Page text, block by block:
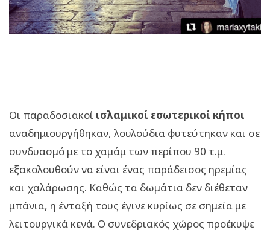
Οι παραδοσιακοί ισλαμικοί εσωτερικοί κήποι
αναδημιουργήθηκαν, λουλούδια φυτεύτηκαν και σε
συνδυασμό με το χαμάμ των περίπου 90 τ.μ.
εξακολουθούν να είναι ένας παράδεισος ηρεμίας
και χαλάρωσης. Καθώς τα δωμάτια δεν διέθεταν
μπάνια, η ένταξή τους έγινε κυρίως σε σημεία με
λειτουργικά κενά. Ο συνεδριακός χώρος προέκυψε